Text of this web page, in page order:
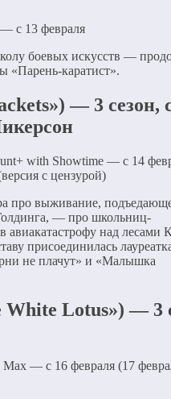
с 13 февраля
боевых искусств —
«Парень-каратист».
— 3 сезон,
with Showtime — с 14
с цензурой)
про выживание,
— про школьниц-
авиакатастрофу над лесами
присоединилась
не плачут» и «Малышка
White Lotus») — 3
— с 16 февраля (17